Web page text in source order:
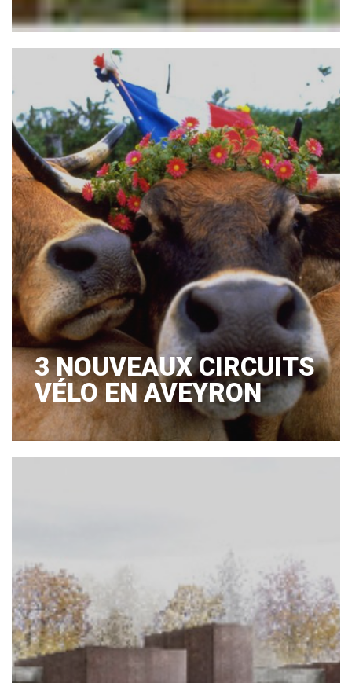
3 NOUVEAUX CIRCUITS
VÉLO EN AVEYRON